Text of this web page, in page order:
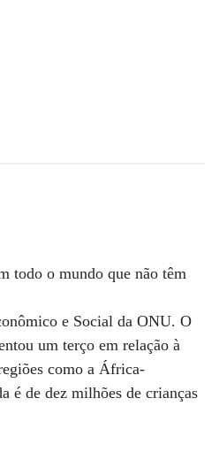
todo o mundo que não têm
e Social da ONU. O
um terço em relação à
como a África-
é de dez milhões de crianças